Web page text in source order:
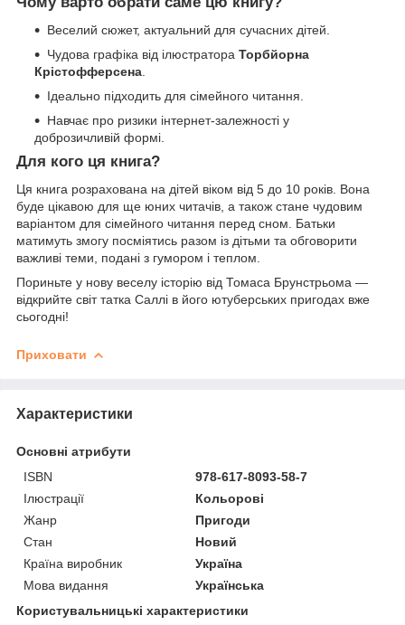
Веселий сюжет, актуальний для сучасних дітей.
Чудова графіка від ілюстратора Торбйорна
Крістофферсена
Ідеально підходить для сімейного читання.
Навчає про ризики інтернет-залежності у
доброзичливій формі.
Для кого ця книга?
Ця книга розрахована на дітей віком від 5 до 10 років. Вона
буде цікавою для ще юних читачів, а також стане чудовим
варіантом для сімейного читання перед сном. Батьки
матимуть змогу посміятись разом із дітьми та обговорити
важливі теми, подані з гумором і теплом.
Пориньте у нову веселу історію від Томаса Брунстрьома —
відкрийте світ татка Саллі в його ютуберських пригодах вже
сьогодні!
Приховати
Характеристики
Основні атрибути
ISBN
978-617-8093-58-7
Ілюстрації
Кольорові
Жанр
Пригоди
Стан
Новий
Країна виробник
Україна
Мова видання
Українська
Користувальницькі характеристики